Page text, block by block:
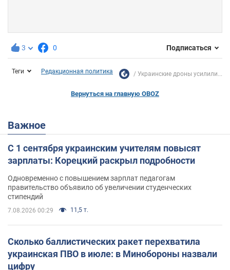
3 0 Подписаться
Теги Редакционная политика Украинские дроны усилили...
Вернуться на главную OBOZ
Важное
С 1 сентября украинским учителям повысят
зарплаты: Корецкий раскрыл подробности
Одновременно с повышением зарплат педагогам
правительство объявило об увеличении студенческих
стипендий
7.08.2026 00:29 11,5 т.
Сколько баллистических ракет перехватила
украинская ПВО в июле: в Минобороны назвали
цифру